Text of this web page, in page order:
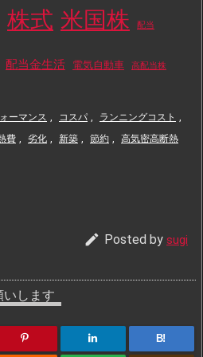
株式 米国株 配当
配当金生活 電気自動車 高配当株
ーマンス , コスパ , ランニングコスト ,
費 , 劣化 , 新築 , 節約 , 高気密高断熱
 Posted by sugi
いします
B!